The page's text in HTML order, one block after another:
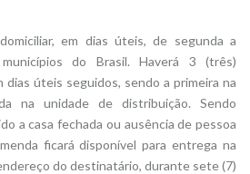
em dias úteis, de segunda a
do Brasil. Haverá 3 (três)
úteis seguidos, sendo a primeira na
na unidade de distribuição. Sendo
a casa fechada ou ausência de pessoa
ficará disponível para entrega na
do destinatário, durante sete (7)